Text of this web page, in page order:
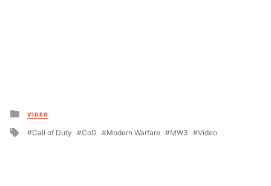
Posted
in
VIDEO
Tagged
Call of Duty CoD Modern Warfare MW3 Video